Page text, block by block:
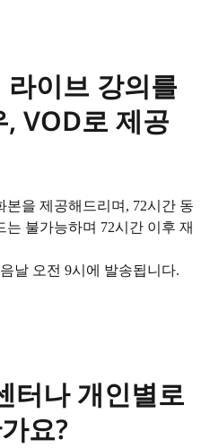
이브 강의를
VOD로 제공
을 제공해드리며, 72시간 동
불가능하며 72시간 이후 재
날 오전 9시에 발송됩니다.
터나 개인별로
요?